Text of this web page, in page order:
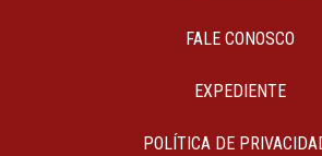
FALE CONOSCO
EXPEDIENTE
POLÍTICA DE